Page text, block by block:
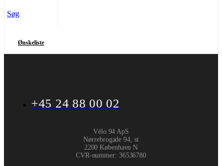
Søg
Ønskeliste
+45 24 88 00 02
Vélo 94 ApS
Nørrebrogade 94, st
2200 København N
CVR-nummer: 36536780